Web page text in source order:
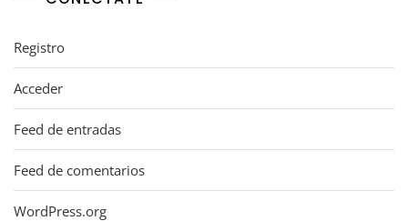
Registro
Acceder
Feed de entradas
Feed de comentarios
WordPress.org